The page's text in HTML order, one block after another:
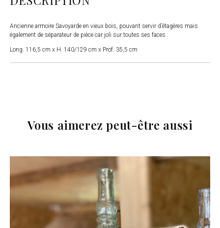
Ancienne armoire Savoyarde en vieux bois, pouvant servir d’étagères mais
également de séparateur de pièce car joli sur toutes ses faces .
Long. 116,5 cm x H. 140/129 cm x Prof. 35,5 cm
Vous aimerez peut-être aussi